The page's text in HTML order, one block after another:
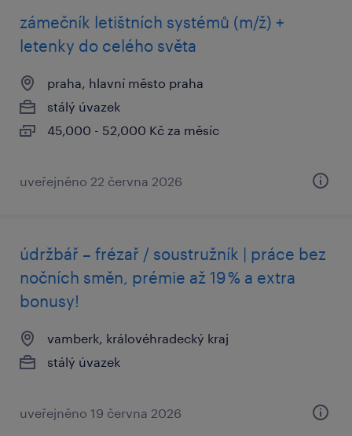
zámečník letištních systémů (m/ž) +
letenky do celého světa
praha, hlavní město praha
stálý úvazek
45,000 - 52,000 Kč za měsíc
uveřejněno 22 června 2026
údržbář – frézař / soustružník | práce bez
nočních směn, prémie až 19 % a extra
bonusy!
vamberk, královéhradecký kraj
stálý úvazek
uveřejněno 19 června 2026